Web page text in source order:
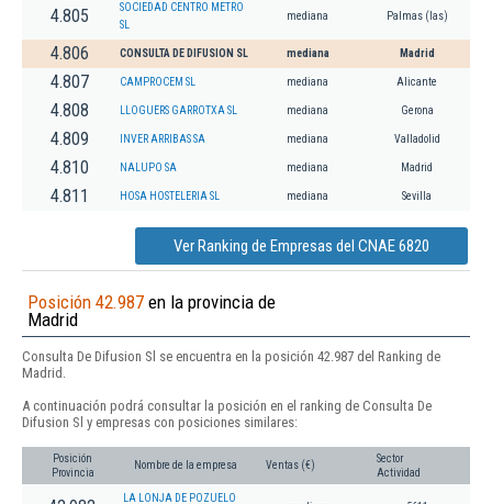
4.805
SOCIEDAD CENTRO METRO
SL
mediana Palmas (las)
4.806 CONSULTA DE DIFUSION SL mediana Madrid
4.807 CAMPROCEM SL mediana Alicante
4.808 LLOGUERS GARROTXA SL mediana Gerona
4.809 INVER ARRIBAS SA mediana Valladolid
4.810 NALUPO SA mediana Madrid
4.811 HOSA HOSTELERIA SL mediana Sevilla
Ver Ranking de Empresas del CNAE 6820
Posición 42.987 en la provincia de
Madrid
Consulta De Difusion Sl se encuentra en la posición 42.987 del Ranking de
Madrid.
A continuación podrá consultar la posición en el ranking de Consulta De
Difusion Sl y empresas con posiciones similares:
Posición
Provincia
Nombre de la empresa Ventas (€)
Sector
Actividad
LA LONJA DE POZUELO